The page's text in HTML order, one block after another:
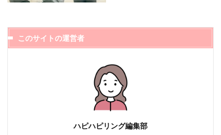
このサイトの運営者
ハピハピリング編集部